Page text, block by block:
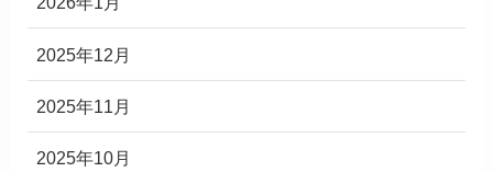
2025年12月
2025年11月
2025年10月